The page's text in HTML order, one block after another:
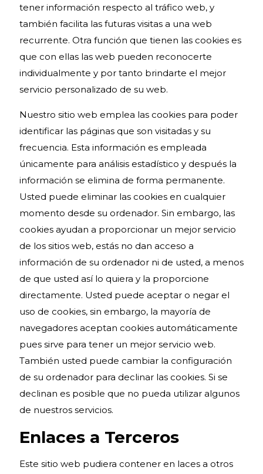
tener información respecto al tráfico web, y
también facilita las futuras visitas a una web
recurrente. Otra función que tienen las cookies es
que con ellas las web pueden reconocerte
individualmente y por tanto brindarte el mejor
servicio personalizado de su web.
Nuestro sitio web emplea las cookies para poder
identificar las páginas que son visitadas y su
frecuencia. Esta información es empleada
únicamente para análisis estadístico y después la
información se elimina de forma permanente.
Usted puede eliminar las cookies en cualquier
momento desde su ordenador. Sin embargo, las
cookies ayudan a proporcionar un mejor servicio
de los sitios web, estás no dan acceso a
información de su ordenador ni de usted, a menos
de que usted así lo quiera y la proporcione
directamente. Usted puede aceptar o negar el
uso de cookies, sin embargo, la mayoría de
navegadores aceptan cookies automáticamente
pues sirve para tener un mejor servicio web.
También usted puede cambiar la configuración
de su ordenador para declinar las cookies. Si se
declinan es posible que no pueda utilizar algunos
de nuestros servicios.
Enlaces a Terceros
Este sitio web pudiera contener en laces a otros